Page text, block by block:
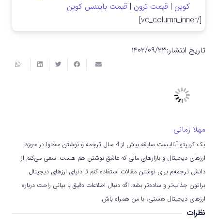
کوین | قیمت ترون | قیمت بایننس کوین
[/vc_column_inner]
تاریخ انتشار:۱۴۰۲/۰۹/۲۳
مهلا زمانی
یک کریپتو آنالیست سابقه بیش از 4 سال ترجمه و نوشتن محتوا در حوزه
ارزهای دیجیتال و بازارهای مالی که عاشق نوشتن هم هست. سعی می‌کنم از
دانش ترجمه‌م برای نوشتن مقالات استفاده کنم تا دنیای ارزهای دیجیتال
براتون جذاب‌تر و ساده‌تر بشه. اگه دنبال اطلاعات دقیق با بیانی راحت درباره
ارزهای دیجیتال هستی، با من همراه باش.
نظرات